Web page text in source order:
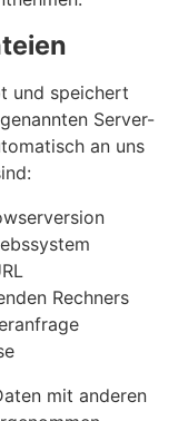
und speichert
Server-
an uns
Rechners
mit anderen